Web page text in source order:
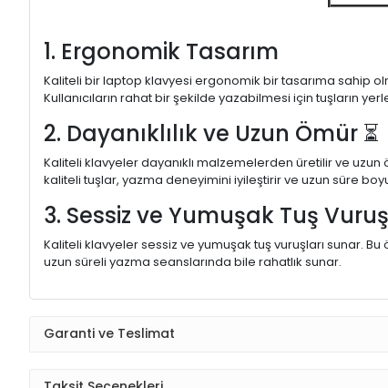
1. Ergonomik Tasarım
Kaliteli bir laptop klavyesi ergonomik bir tasarıma sahip
Kullanıcıların rahat bir şekilde yazabilmesi için tuşların
2. Dayanıklılık ve Uzun Ömür ⏳
Kaliteli klavyeler dayanıklı malzemelerden üretilir ve uzun
kaliteli tuşlar, yazma deneyimini iyileştirir ve uzun süre
3. Sessiz ve Yumuşak Tuş
Kaliteli klavyeler sessiz ve yumuşak tuş vuruşları sunar.
uzun süreli yazma seanslarında bile rahatlık sunar.
Garanti ve Teslimat